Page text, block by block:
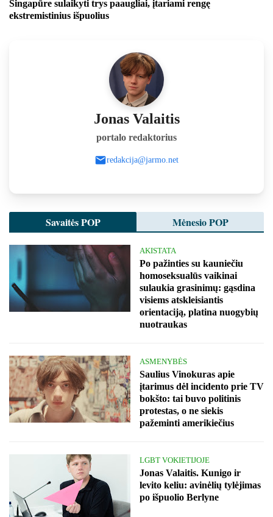
Singapūre sulaikyti trys paaugliai, įtariami rengę
ekstremistinius išpuolius
Jonas Valaitis
portalo redaktorius
redakcija@jarmo.net
Savaitės POP Mėnesio POP
AKISTATA
Po pažinties su kauniečiu
homoseksualūs vaikinai
sulaukia grasinimų: gąsdina
visiems atskleisiantis
orientaciją, platina nuogybių
nuotraukas
ASMENYBĖS
Saulius Vinokuras apie
įtarimus dėl incidento prie TV
bokšto: tai buvo politinis
protestas, o ne siekis
pažeminti amerikiečius
LGBT VOKIETIJOJE
Jonas Valaitis. Kunigo ir
levito keliu: avinėlių tylėjimas
po išpuolio Berlyne